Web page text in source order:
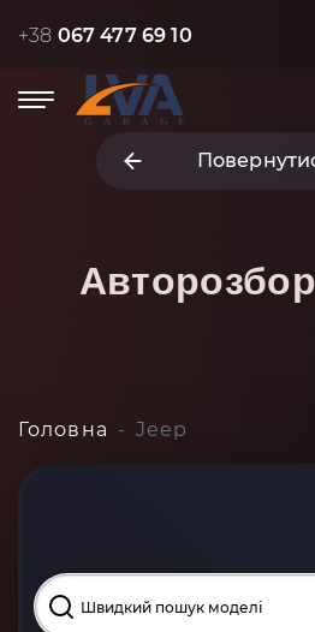
+38 067 477 69 10
Головна Jeep